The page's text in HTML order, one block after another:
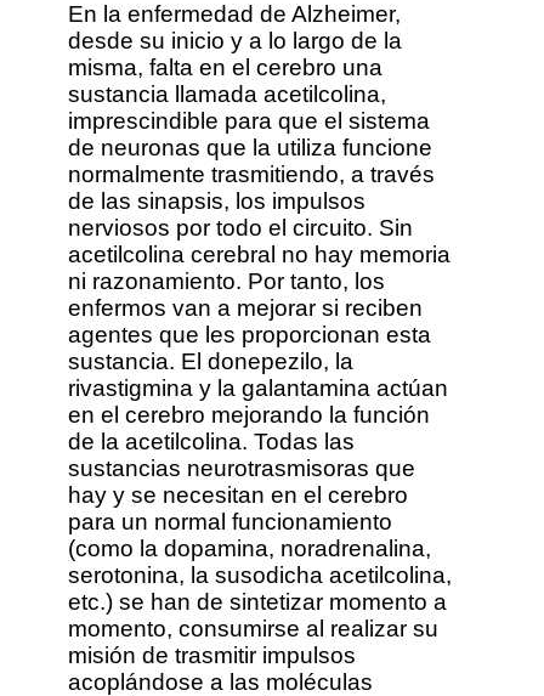
En la enfermedad de Alzheimer,
desde su inicio y a lo largo de la
misma, falta en el cerebro una
sustancia llamada acetilcolina,
imprescindible para que el sistema
de neuronas que la utiliza funcione
normalmente trasmitiendo, a través
de las sinapsis, los impulsos
nerviosos por todo el circuito. Sin
acetilcolina cerebral no hay memoria
ni razonamiento. Por tanto, los
enfermos van a mejorar si reciben
agentes que les proporcionan esta
sustancia. El donepezilo, la
rivastigmina y la galantamina actúan
en el cerebro mejorando la función
de la acetilcolina. Todas las
sustancias neurotrasmisoras que
hay y se necesitan en el cerebro
para un normal funcionamiento
(como la dopamina, noradrenalina,
serotonina, la susodicha acetilcolina,
etc.) se han de sintetizar momento a
momento, consumirse al realizar su
misión de trasmitir impulsos
acoplándose a las moléculas